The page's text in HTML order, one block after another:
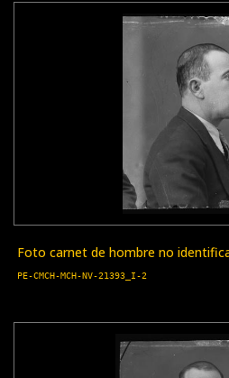
Foto carnet de hombre no
PE-CMCH-MCH-NV-21393_I-2